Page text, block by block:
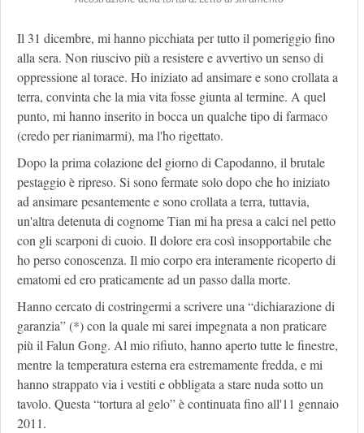
Il 31 dicembre, mi hanno picchiata per tutto il pomeriggio fino
alla sera. Non riuscivo più a resistere e avvertivo un senso di
oppressione al torace. Ho iniziato ad ansimare e sono crollata a
terra, convinta che la mia vita fosse giunta al termine. A quel
punto, mi hanno inserito in bocca un qualche tipo di farmaco
(credo per rianimarmi), ma l'ho rigettato.
Dopo la prima colazione del giorno di Capodanno, il brutale
pestaggio è ripreso. Si sono fermate solo dopo che ho iniziato
ad ansimare pesantemente e sono crollata a terra, tuttavia,
un'altra detenuta di cognome Tian mi ha presa a calci nel petto
con gli scarponi di cuoio. Il dolore era così insopportabile che
ho perso conoscenza. Il mio corpo era interamente ricoperto di
ematomi ed ero praticamente ad un passo dalla morte.
Hanno cercato di costringermi a scrivere una “dichiarazione di
garanzia” (*) con la quale mi sarei impegnata a non praticare
più il Falun Gong. Al mio rifiuto, hanno aperto tutte le finestre,
mentre la temperatura esterna era estremamente fredda, e mi
hanno strappato via i vestiti e obbligata a stare nuda sotto un
tavolo. Questa “tortura al gelo” è continuata fino all'11 gennaio
2011.